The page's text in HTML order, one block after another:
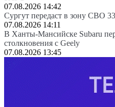
07.08.2026 14:42
Сургут передаст в зону СВО
07.08.2026 14:11
В Ханты-Мансийске Subaru
столкновения с Geely
07.08.2026 13:45